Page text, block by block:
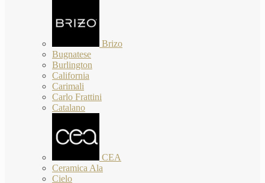
Brizo
Bugnatese
Burlington
California
Carimali
Carlo Frattini
Catalano
CEA
Ceramica Ala
Cielo